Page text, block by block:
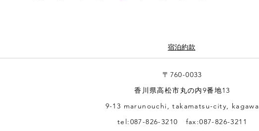
宿泊約款
〒760-0033
香川県高松市丸の内9番地13
9-13 marunouchi, takamatsu-city, kagawa
tel:087-826-3210 fax:087-826-3211